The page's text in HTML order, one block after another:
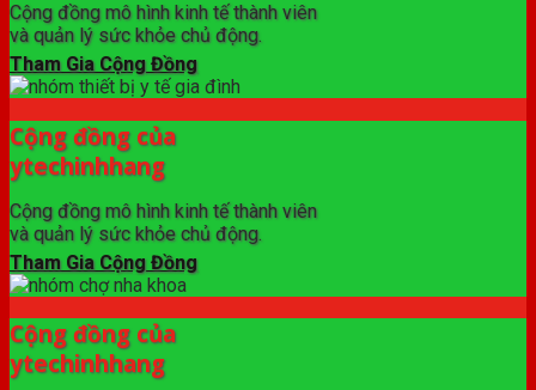
Cộng đồng mô hình kinh tế thành viên
và quản lý sức khỏe chủ động.
Tham Gia Cộng Đồng
Cộng đồng của
ytechinhhang
Cộng đồng mô hình kinh tế thành viên
và quản lý sức khỏe chủ động.
Tham Gia Cộng Đồng
Cộng đồng của
ytechinhhang